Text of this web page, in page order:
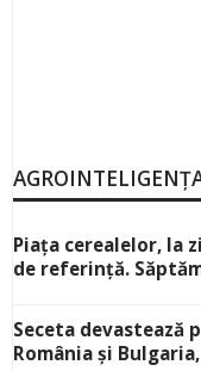
Piața cerealelor, la
de referință.
Seceta devastează
România și